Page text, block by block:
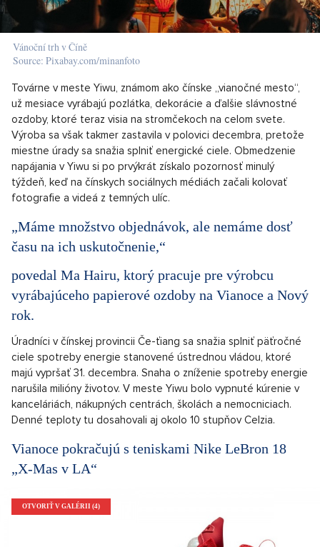
Vánoční trh v Číně
Source: Pixabay.com/minanfoto
Továrne v meste Yiwu, známom ako čínske „vianočné mesto“,
už mesiace vyrábajú pozlátka, dekorácie a ďalšie slávnostné
ozdoby, ktoré teraz visia na stromčekoch na celom svete.
Výroba sa však takmer zastavila v polovici decembra, pretože
miestne úrady sa snažia splniť energické ciele. Obmedzenie
napájania v Yiwu si po prvýkrát získalo pozornosť minulý
týždeň, keď na čínskych sociálnych médiách začali kolovať
fotografie a videá z temných ulíc.
„Máme množstvo objednávok, ale nemáme dosť
času na ich uskutočnenie,“
povedal Ma Hairu, ktorý pracuje pre výrobcu
vyrábajúceho papierové ozdoby na Vianoce a Nový
rok.
Úradníci v čínskej provincii Če-ťiang sa snažia splniť päťročné
ciele spotreby energie stanovené ústrednou vládou, ktoré
majú vypršať 31. decembra. Snaha o zníženie spotreby energie
narušila milióny životov. V meste Yiwu bolo vypnuté kúrenie v
kanceláriách, nákupných centrách, školách a nemocniciach.
Denné teploty tu dosahovali aj okolo 10 stupňov Celzia.
Vianoce pokračujú s teniskami Nike LeBron 18
„X-Mas v LA“
OTVORIŤ V GALÉRII (4)